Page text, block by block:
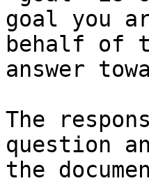
goal you
behalf of
answer
The
question
the